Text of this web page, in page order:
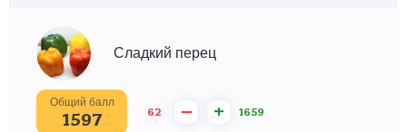
Сладкий перец
Общий балл
1597 62 – + 1659